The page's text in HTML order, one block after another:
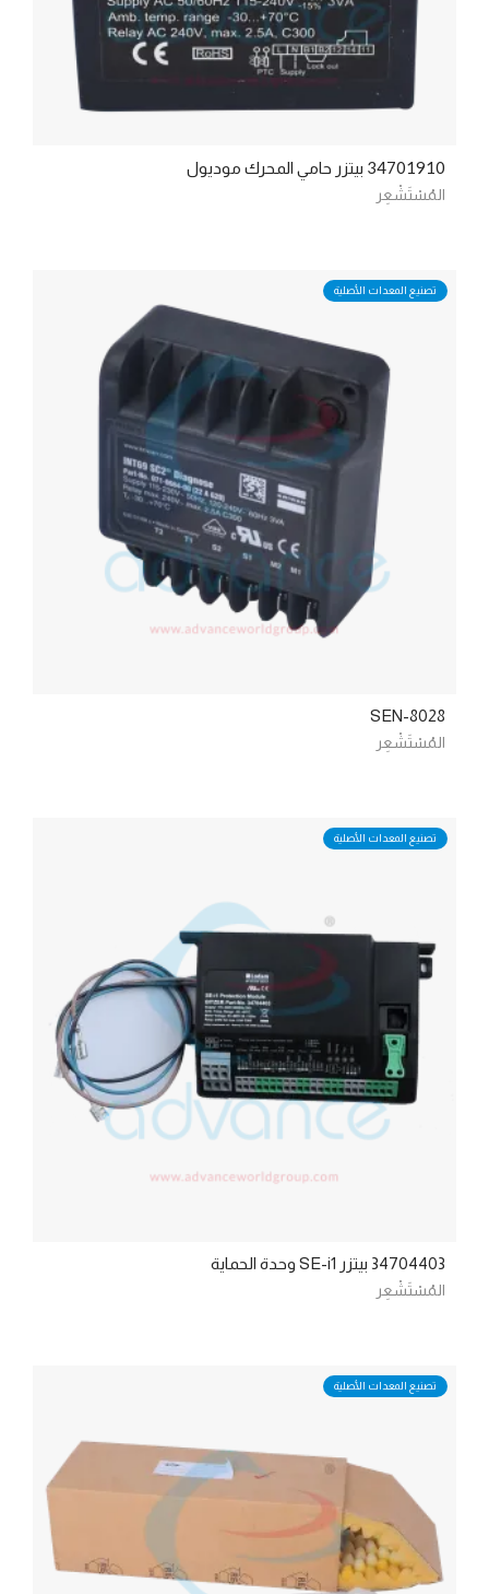
34701910 بيتزر حامي المحرك موديول
المُسْتَشْعِر
تصنيع المعدات الأصلية
SEN-8028
المُسْتَشْعِر
تصنيع المعدات الأصلية
34704403 بيتزر SE-i1 وحدة الحماية
المُسْتَشْعِر
تصنيع المعدات الأصلية